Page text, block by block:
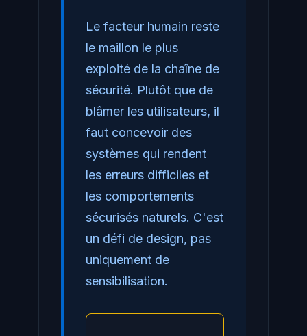
Le facteur humain reste
le maillon le plus
exploité de la chaîne de
sécurité. Plutôt que de
blâmer les utilisateurs, il
faut concevoir des
systèmes qui rendent
les erreurs difficiles et
les comportements
sécurisés naturels. C'est
un défi de design, pas
uniquement de
sensibilisation.